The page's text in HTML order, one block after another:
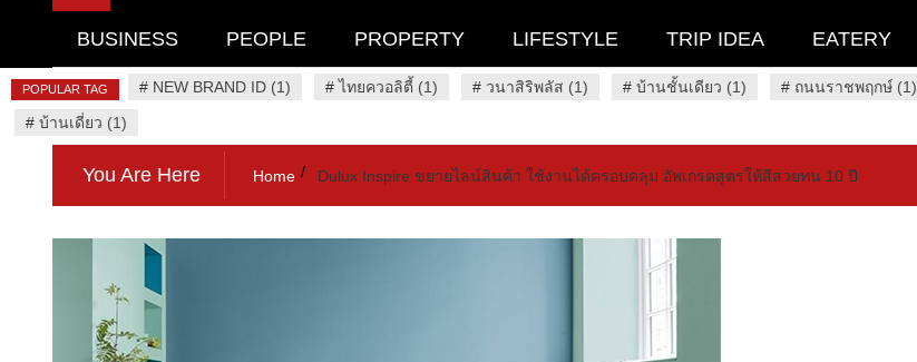
BUSINESS PEOPLE PROPERTY LIFESTYLE TRIP IDEA EATERY
POPULAR TAG # NEW BRAND ID (1) #ไทยควอลิตี้ (1) # วนาสิริพลัส (1) # บ้านชั้นเดียว (1) # ถนนราชพฤกษ์ (1)
# บ้านเดี่ยว (1)
You Are Here Home Dulux Inspire ขยายไลน์สินค้า ใช้งานได้ครอบคลุม อัพเกรดสูตรให้สีสวยทน 10 ปี